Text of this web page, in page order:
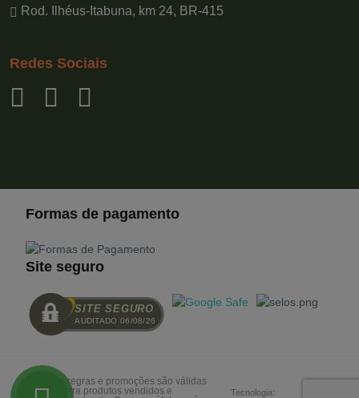
Rod. Ilhéus-Itabuna, km 24, BR-415
Redes Sociais
Formas de pagamento
Site seguro
SITE SEGURO
AUDITADO 06/08/26
Todas as regras e promoções são válidas
apenas para produtos vendidos e
Tecnologia: